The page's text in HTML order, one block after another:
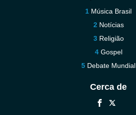
Música Brasil
Notícias
Religião
Gospel
Debate Mundial
Cerca de